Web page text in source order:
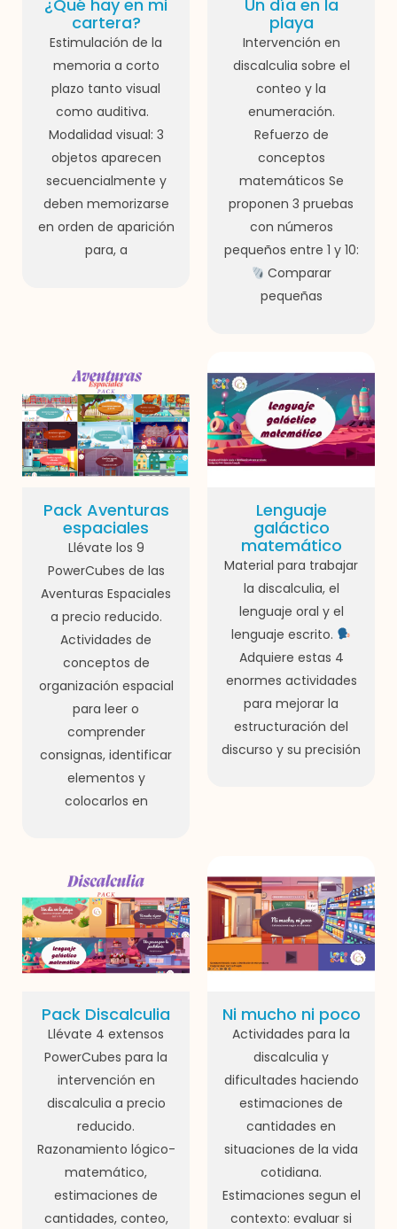
¿Qué hay en mi
cartera?
Estimulación de la
memoria a corto
plazo tanto visual
como auditiva.
Modalidad visual: 3
objetos aparecen
secuencialmente y
deben memorizarse
en orden de aparición
para, a
Un día en la
playa
Intervención en
discalculia sobre el
conteo y la
enumeración.
Refuerzo de
conceptos
matemáticos Se
proponen 3 pruebas
con números
pequeños entre 1 y 10:
Comparar
pequeñas
Pack Aventuras
espaciales
Llévate los 9
PowerCubes de las
Aventuras Espaciales
a precio reducido.
Actividades de
conceptos de
organización espacial
para leer o
comprender
consignas, identificar
elementos y
colocarlos en
Lenguaje
galáctico
matemático
Material para trabajar
la discalculia, el
lenguaje oral y el
lenguaje escrito.
Adquiere estas 4
enormes actividades
para mejorar la
estructuración del
discurso y su precisión
Pack Discalculia
Llévate 4 extensos
PowerCubes para la
intervención en
discalculia a precio
reducido.
Razonamiento lógico-
matemático,
estimaciones de
cantidades, conteo,
Ni mucho ni poco
Actividades para la
discalculia y
dificultades haciendo
estimaciones de
cantidades en
situaciones de la vida
cotidiana.
Estimaciones segun el
contexto: evaluar si